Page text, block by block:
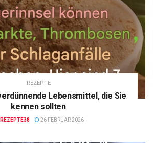
REZEPTE
Lebensmittel, die Sie
kennen sollten
REZEPTE38 26 FEBRUAR 2026